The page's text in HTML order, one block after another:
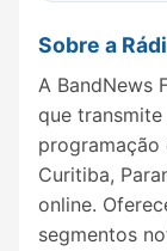
Sobre a
A BandNews
que
programação
Curitiba,
online.
segmentos